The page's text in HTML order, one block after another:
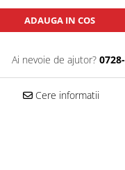
ADAUGA IN COS
Ai nevoie de ajutor?
Cere informatii